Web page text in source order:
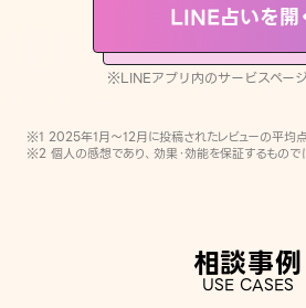
LINE占いを開
※LINEアプリ内のサービスペー
※1 2025年1月〜12月に投稿されたレビューの平均
※2 個人の感想であり、効果・効能を保証するもので
相談事例
USE CASES